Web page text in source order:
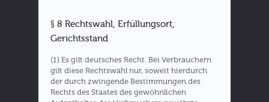
§ 8 Rechtswahl, Erfüllungsort,
Gerichtsstand
(1) Es gilt deutsches Recht. Bei Verbrauchern
gilt diese Rechtswahl nur, soweit hierdurch
der durch zwingende Bestimmungen des
Rechts des Staates des gewöhnlichen